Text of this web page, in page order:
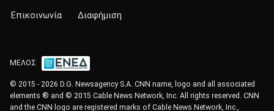
Επικοινωνία Διαφήμιση
ΜΕΛΟΣ
© 2015 - 2026 D.G. Newsagency S.A. CNN name, logo and all associated
elements ® and © 2015 Cable News Network, Inc. All rights reserved. CNN
and the CNN logo are registered marks of Cable News Network, Inc.,